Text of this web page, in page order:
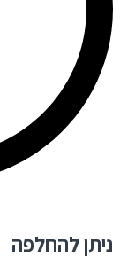
ניתן להחלפה